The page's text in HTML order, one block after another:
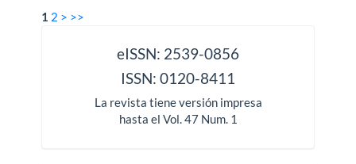
1 2 > >>
eISSN: 2539-0856
ISSN: 0120-8411
La revista tiene versión impresa
hasta el Vol. 47 Num. 1